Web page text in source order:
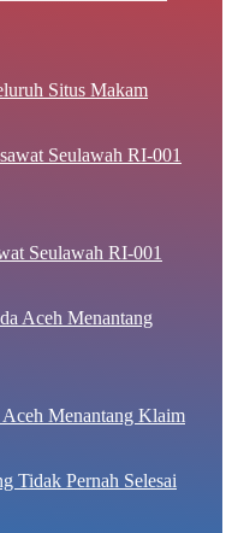
Situs Makam
Seulawah RI-001
Menantang Klaim